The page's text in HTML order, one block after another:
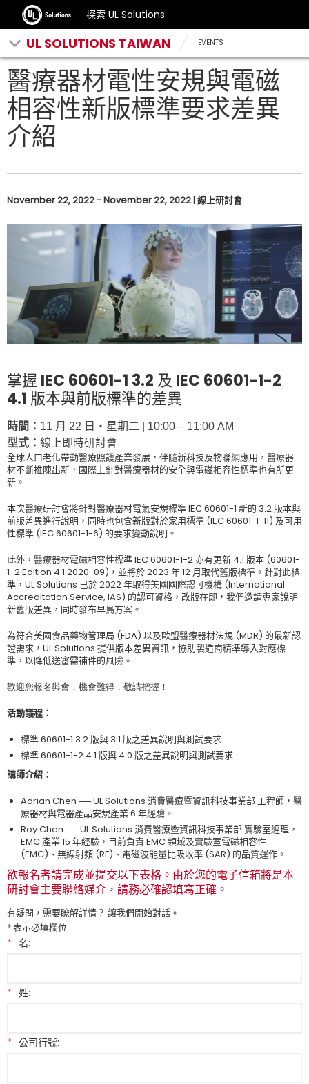
探索 UL Solutions
UL SOLUTIONS TAIWAN EVENTS
醫療器材電性安規與電磁
相容性新版標準要求差異
介紹
November 22, 2022 - November 22, 2022 | 線上研討會
掌握 IEC 60601-1 3.2 及 IEC 60601-1-2
4.1 版本與前版標準的差異
時間： 11 月 22 日‧星期二 | 10:00 – 11:00 AM
型式： 線上即時研討會
全球人口老化帶動醫療照護產業發展，伴隨新科技及物聯網應用，醫療器
材不斷推陳出新 ， 國際上針對醫療器材的安全與電磁相容性標準也有所更
新。
本次醫療研討會將針對醫療器材電氣安規標準IEC 60601-1 新的 3.2版本與
前版差異進行說明，同時也包含新版對於家用標準 (IEC 60601-1-11) 及可用
性標準 (IEC 60601-1-6) 的要求變動說明 。
此外，醫療器材電磁相容性標準IEC 60601-1-2亦有更新 4.1 版本 (60601-
1-2 Edition 4.1 2020-09)， 並將於2023 年12 月取代舊版標準。針對此標
準， UL Solutions 已於2022年取得美國國際認可機構 (International
Accreditation Service, IAS) 的認可資格 ， 改版在即 ， 我們邀請專家說明
新舊版差異 ， 同時發布早鳥方案 。
為符合美國食品藥物管理局 (FDA) 以及歐盟醫療器材法規 (MDR) 的最新認
證需求， UL Solutions 提供版本差異資訊，協助製造商精準導入對應標
準 ， 以降低送審需補件的風險 。
歡迎您報名與會， 機會難得，敬請把握 ！
活動議程：
標準60601-1 3.2版與 3.1 版之差異說明與測試要求
標準60601-1-2 4.1 版與 4.0 版之差異說明與測試要求
講師介紹：
Adrian Chen ──UL Solutions 消費醫療暨資訊科技事業部 工程師，醫
療器材與電器產品安規產業6 年經驗 。
Roy Chen ──UL Solutions 消費醫療暨資訊科技事業部實驗室經理，
EMC 產業15 年經驗，目前負責EMC 領域及實驗室電磁相容性
(EMC) 、無線射頻 (RF) 、電磁波能量比吸收率 (SAR) 的品質運作。
欲報名者請完成並提交以下表格。由於您的電子信箱將是本
研討會主要聯絡媒介，請務必確認填寫正確。
有疑問，需要瞭解詳情？ 讓我們開始對話。
* 表示必填欄位
* 名:
* 姓:
* 公司行號: